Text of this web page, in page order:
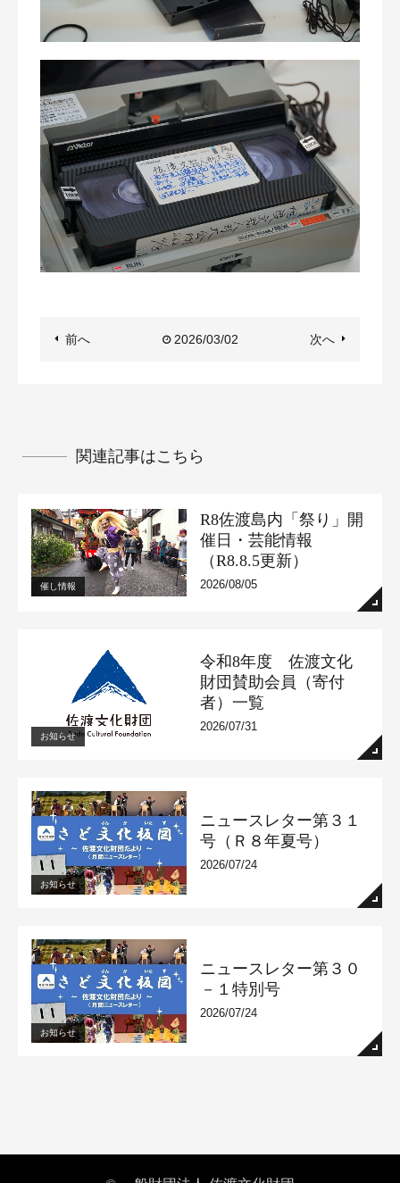
前へ 次へ
2026/03/02
関連記事はこちら
催し情報
R8佐渡島内「祭り」開
催日・芸能情報
（R8.8.5更新）
2026/08/05
お知らせ
令和8年度 佐渡文化
財団賛助会員（寄付
者）一覧
2026/07/31
お知らせ
ニュースレター第３１
号（Ｒ８年夏号）
2026/07/24
お知らせ
ニュースレター第３０
－１特別号
2026/07/24